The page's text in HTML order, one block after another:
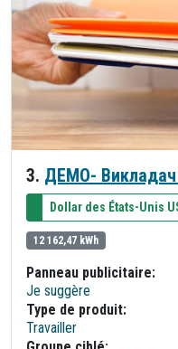
3. ДЕМО-
12 162,47 kWh
Panneau publicitaire:
Je suggère
Type de produit:
Travailler